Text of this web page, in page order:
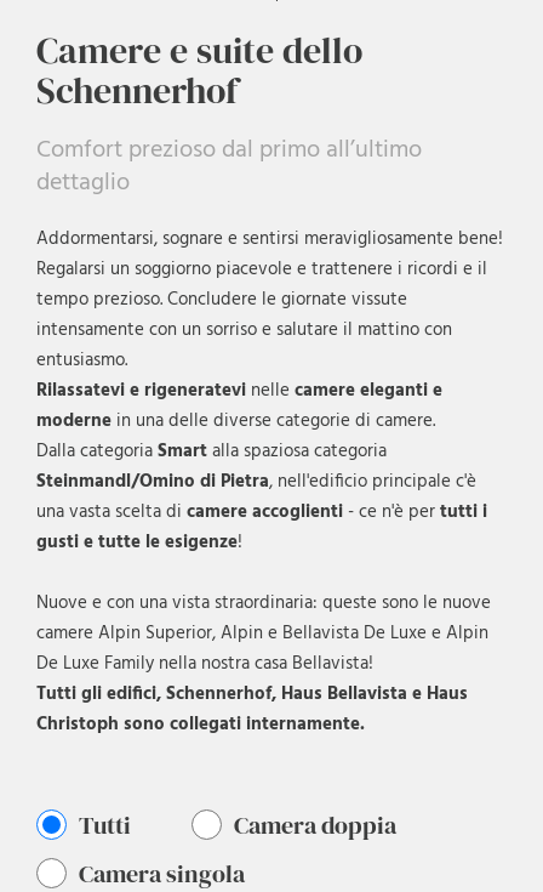
Camere e suite dello
Schennerhof
Comfort prezioso dal primo all’ultimo
dettaglio
Addormentarsi, sognare e sentirsi meravigliosamente bene!
Regalarsi un soggiorno piacevole e trattenere i ricordi e il
tempo prezioso. Concludere le giornate vissute
intensamente con un sorriso e salutare il mattino con
entusiasmo.
Rilassatevi e rigeneratevi nelle camere eleganti e
moderne in una delle diverse categorie di camere.
Dalla categoriaSmartalla spaziosa categoria
Steinmandl/Omino di Pietra, nell'edificio principale c'è
una vasta scelta di camere accoglienti- ce n'è pertutti i
gusti e tutte le esigenze!
Nuove e con una vista straordinaria: queste sono le nuove
camere Alpin Superior, Alpin e Bellavista De Luxe e Alpin
De Luxe Family nella nostra casa Bellavista!
Tutti gli edifici, Schennerhof, Haus Bellavista e Haus
Christoph sono collegati internamente.
Tutti
Camera doppia
Camera singola